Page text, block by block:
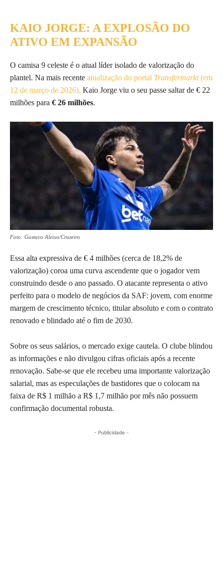
KAIO JORGE: A EXPLOSÃO DO
ATIVO EM EXPANSÃO
O camisa 9 celeste é o atual líder isolado de valorização do
plantel. Na mais recente atualização do portal Transfermarkt(em
12 de março de 2026), Kaio Jorge viu o seu passe saltar de € 22
milhões para € 26 milhões.
Foto: Gustavo Aleixo/Cruzeiro
Essa alta expressiva de € 4 milhões (cerca de 18,2% de
valorização) coroa uma curva ascendente que o jogador vem
construindo desde o ano passado. O atacante representa o ativo
perfeito para o modelo de negócios da SAF: jovem, com enorme
margem de crescimento técnico, titular absoluto e com o contrato
renovado e blindado até o fim de 2030.
Sobre os seus salários, o mercado exige cautela. O clube blindou
as informações e não divulgou cifras oficiais após a recente
renovação. Sabe-se que ele recebeu uma importante valorização
salarial, mas as especulações de bastidores que o colocam na
faixa de R$ 1 milhão a R$ 1,7 milhão por mês não possuem
confirmação documental robusta.
- Publicidade -